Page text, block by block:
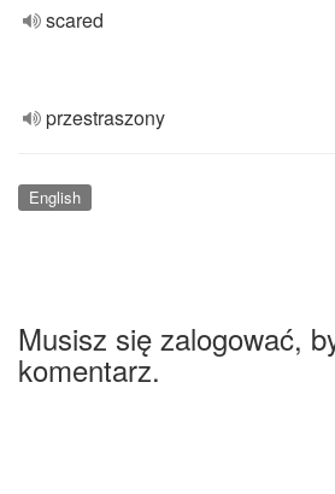
scared
przestraszony
English
Musisz się zalogować,
komentarz.